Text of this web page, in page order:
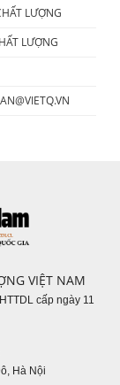
LƯỢNG
LƯỢNG
VIỆT NAM
cấp ngày 11
Hà Nội